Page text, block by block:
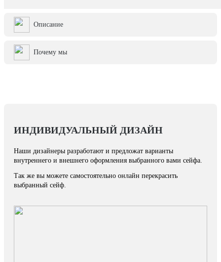
Описание
Почему мы
ИНДИВИДУАЛЬНЫЙ ДИЗАЙН
Наши дизайнеры разработают и предложат варианты
внутреннего и внешнего оформления выбранного вами сейфа.
Так же вы можете самостоятельно онлайн перекрасить
выбранный сейф.